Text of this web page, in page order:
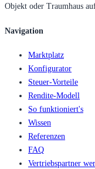
Objekt oder Traumhaus
Navigation
Marktplatz
Konfigurator
Steuer-Vorteile
Rendite-Modell
So funktioniert's
Wissen
Referenzen
FAQ
Vertriebspartner